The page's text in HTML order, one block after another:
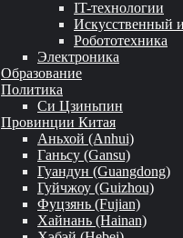
IT-технологии
Искусственный
Робототехника
Электроника
Образование
Политика
Си Цзиньпин
Провинции Китая
Аньхой (Anhui)
Ганьсу (Gansu)
Гуандун (Guangdong)
Гуйчжоу (Guizhou)
Фуцзянь (Fujian)
Хайнань (Hainan)